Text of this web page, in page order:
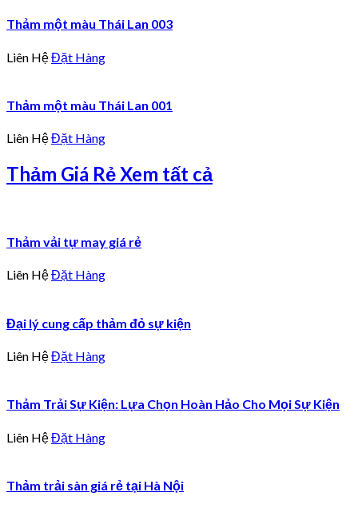
Thảm một màu Thái Lan 003
Liên HệĐặt Hàng
Thảm một màu Thái Lan 001
Liên HệĐặt Hàng
Thảm Giá RẻXem tất cả
Thảm vải tự may giá rẻ
Liên HệĐặt Hàng
Đại lý cung cấp thảm đỏ sự kiện
Liên HệĐặt Hàng
Thảm Trải Sự Kiện: Lựa Chọn Hoàn Hảo Cho Mọi Sự Kiện
Liên HệĐặt Hàng
Thảm trải sàn giá rẻ tại Hà Nội